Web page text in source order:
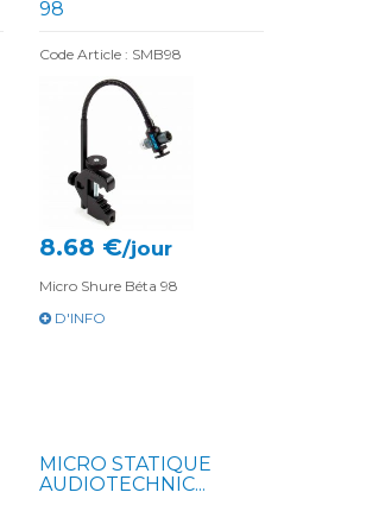
98
Code Article : SMB98
8.68 €/jour
Micro Shure Béta 98
D'INFO
MICRO STATIQUE
AUDIOTECHNIC...